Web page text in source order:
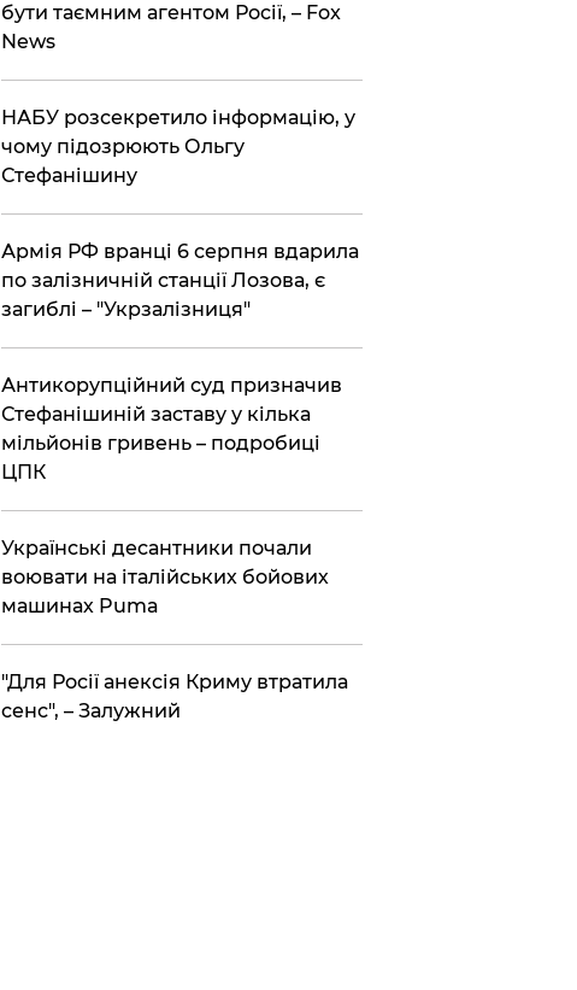
бути таємним агентом Росії, – Fox
News
НАБУ розсекретило інформацію, у
чому підозрюють Ольгу
Стефанішину
Армія РФ вранці 6 серпня вдарила
по залізничній станції Лозова, є
загиблі – "Укрзалізниця"
Антикорупційний суд призначив
Стефанішиній заставу у кілька
мільйонів гривень – подробиці
ЦПК
Українські десантники почали
воювати на італійських бойових
машинах Puma
"Для Росії анексія Криму втратила
сенс", – Залужний